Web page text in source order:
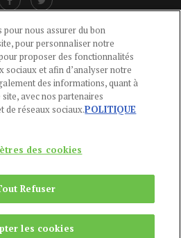
LIENS UTILES
-POLITIQUE DES COOKIES
LÉGALES -AIDE
CONTACT
Vendredi, 9h-13h et 14h-17h
2024Publications Agora
pour nous assurer du bon
pour personnaliser notre
proposer des fonctionnalités
sociaux et afin d’analyser notre
des informations, quant à
avec nos partenaires
de réseaux sociaux.POLITIQUE
des cookies
Refuser
les cookies